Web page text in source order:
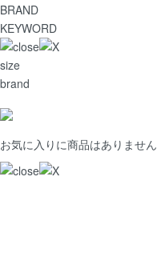
BRAND
KEYWORD
size
brand
お気に入りに商品はありません